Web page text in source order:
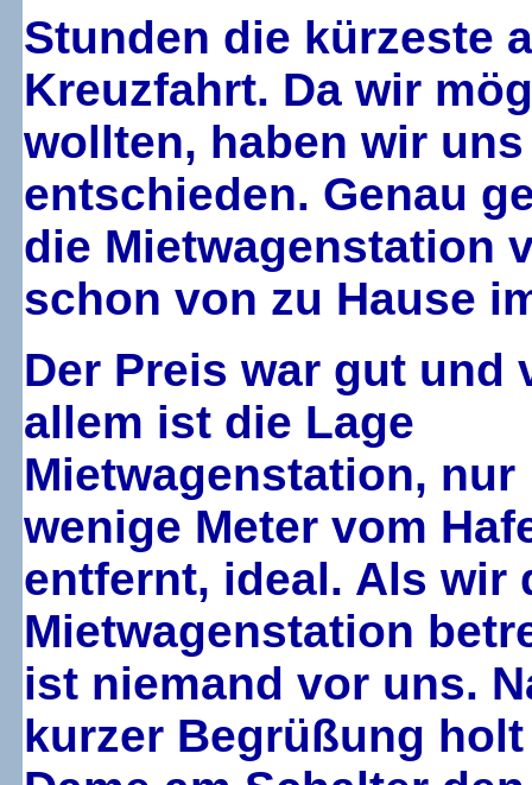
Stunden die kürzeste
Kreuzfahrt. Da wir
wollten, haben wir
entschieden. Genau
die Mietwagenstation
schon von zu Hause
Der Preis war gut und
allem ist die Lage
Mietwagenstation, nur
wenige Meter vom
entfernt, ideal. Als wir
Mietwagenstation
ist niemand vor uns.
kurzer Begrüßung